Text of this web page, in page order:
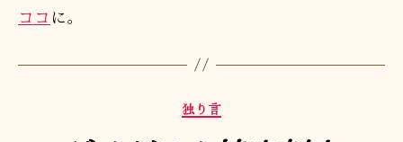
ココ に。
カ
テ
独り言